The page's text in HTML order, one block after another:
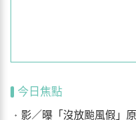
今日焦點
影／曝「沒放颱風假」原